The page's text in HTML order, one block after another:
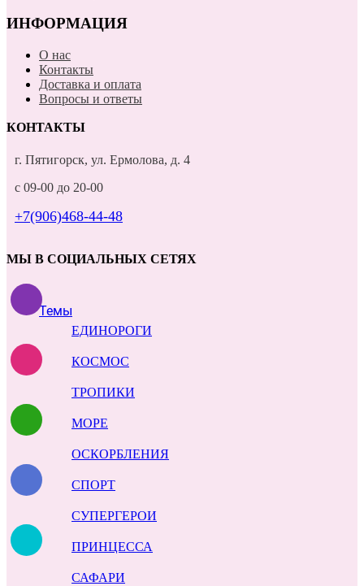
Темы
ЕДИНОРОГИ
КОСМОС
ТРОПИКИ
МОРЕ
ОСКОРБЛЕНИЯ
СПОРТ
СУПЕРГЕРОИ
ПРИНЦЕССА
САФАРИ
ИНФОРМАЦИЯ
О нас
Контакты
Доставка и оплата
Вопросы и ответы
КОНТАКТЫ
г. Пятигорск, ул. Ермолова, д. 4
с 09-00 до 20-00
+7(906)468-44-48
МЫ В СОЦИАЛЬНЫХ СЕТЯХ